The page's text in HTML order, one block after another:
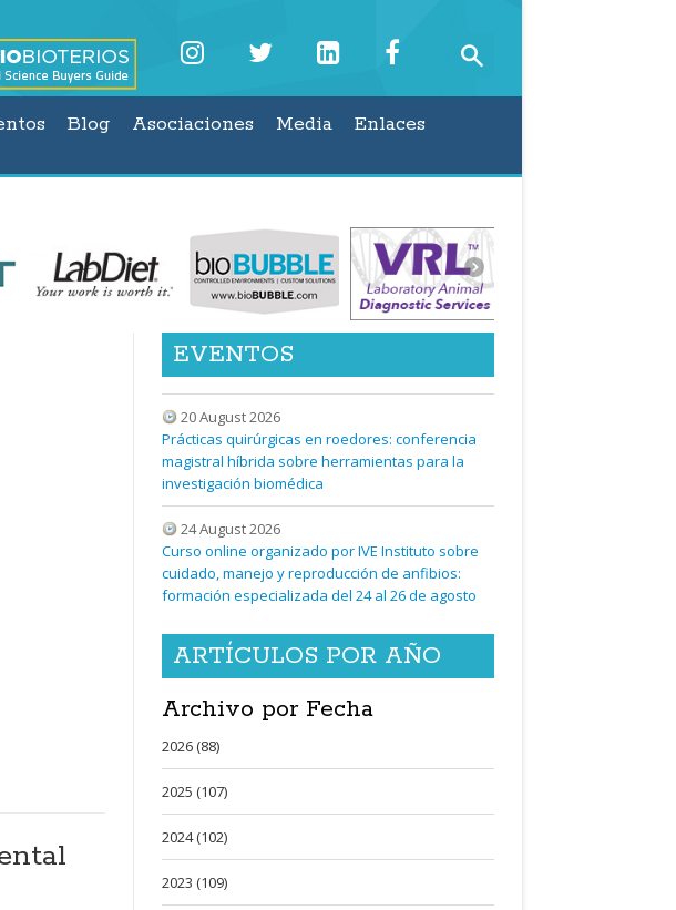
Blog Asociaciones Media
Enlaces
EVENTOS
20 August 2026
Prácticas quirúrgicas en roedores: conferencia
magistral híbrida sobre herramientas para la
investigación biomédica
24 August 2026
Curso online organizado por IVE Instituto sobre
cuidado, manejo y reproducción de anfibios:
formación especializada del 24 al 26 de agosto
ARTÍCULOS POR AÑO
Archivo por Fecha
2026 (88)
2025 (107)
2024 (102)
2023 (109)